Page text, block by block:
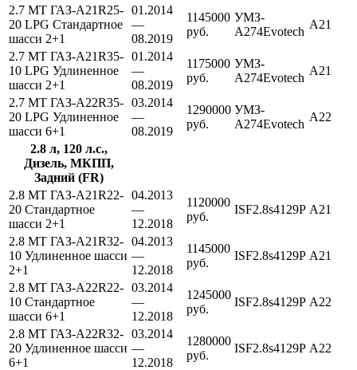
2.7 MT ГАЗ-A21R25-
20 LPG Стандартное
шасси 2+1
01.2014
—
08.2019
1145000
руб.
УМЗ-
А274Evotech
A21
2.7 MT ГАЗ-A21R35-
10 LPG Удлиненное
шасси 2+1
01.2014
—
08.2019
1175000
руб.
УМЗ-
А274Evotech
A21
2.7 MT ГАЗ-A22R35-
20 LPG Удлиненное
шасси 6+1
03.2014
—
08.2019
1290000
руб.
УМЗ-
А274Evotech
A22
2.8 л, 120 л.с.,
Дизель, МКПП,
Задний (FR)
2.8 MT ГАЗ-A21R22-
20 Стандартное
шасси 2+1
04.2013
—
12.2018
1120000
руб.
ISF2.8s4129P A21
2.8 MT ГАЗ-A21R32-
10 Удлиненное шасси
2+1
04.2013
—
12.2018
1145000
руб.
ISF2.8s4129P A21
2.8 MT ГАЗ-A22R22-
10 Стандартное
шасси 6+1
03.2014
—
12.2018
1245000
руб.
ISF2.8s4129P A22
2.8 MT ГАЗ-A22R32-
20 Удлиненное шасси
6+1
03.2014
—
12.2018
1280000
руб.
ISF2.8s4129P A22